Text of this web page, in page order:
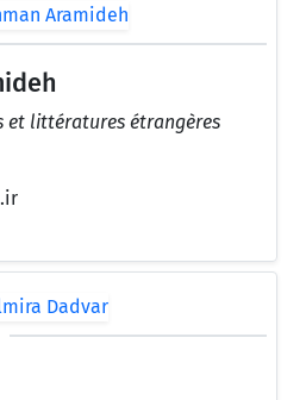
et littératures étrangères